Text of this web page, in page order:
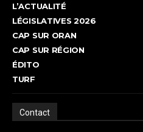
L’ACTUALITÉ
LÉGISLATIVES 2026
CAP SUR ORAN
CAP SUR RÉGION
ÉDITO
TURF
Contact